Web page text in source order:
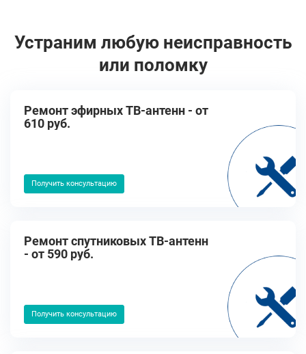
Устраним любую неисправность
или поломку
Ремонт эфирных ТВ-антенн - от
610 руб.
Получить консультацию
Ремонт спутниковых ТВ-антенн
- от 590 руб.
Получить консультацию